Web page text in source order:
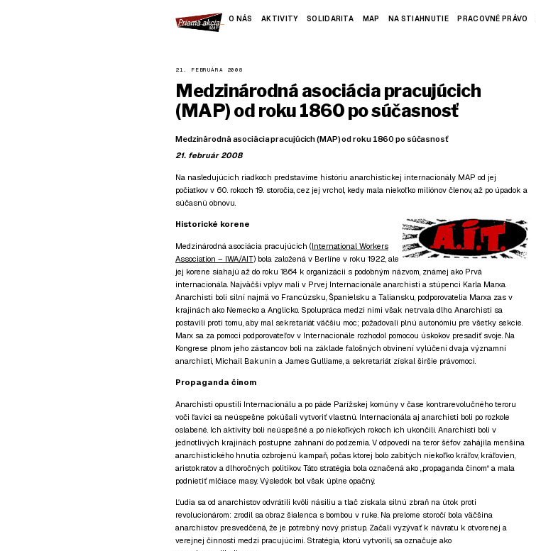
O NÁS AKTIVITY SOLIDARITA MAP NA STIAHNUTIE PRACOVNÉ PRÁVO
21. FEBRUÁRA 2008
Medzinárodná asociácia pracujúcich
(MAP) od roku 1860 po súčasnosť
Medzinárodná asociácia pracujúcich (MAP) od roku 1860 po súčasnosť
21. február 2008
Na nasledujúcich riadkoch predstavíme históriu anarchistickej internacionály MAP od jej
počiatkov v 60. rokoch 19. storočia, cez jej vrchol, kedy mala niekoľko miliónov členov, až po úpadok a
súčasnú obnovu.
Historické korene
Medzinárodná asociácia pracujúcich (International Workers
Association – IWA/AIT) bola založená v Berlíne v roku 1922, ale
jej korene siahajú až do roku 1864 k organizácii s podobným názvom, známej ako Prvá
internacionála. Najväčší vplyv mali v Prvej Internacionále anarchisti a stúpenci Karla Marxa.
Anarchisti boli silní najmä vo Francúzsku, Španielsku a Taliansku, podporovatelia Marxa zas v
krajinách ako Nemecko a Anglicko. Spolupráca medzi nimi však netrvala dlho. Anarchisti sa
postavili proti tomu, aby mal sekretariát väčšiu moc; požadovali plnú autonómiu pre všetky sekcie.
Marx sa za pomoci podporovateľov v Internacionále rozhodol pomocou úskokov presadiť svoje. Na
Kongrese plnom jeho zástancov boli na základe falošných obvinení vylúčení dvaja významní
anarchisti, Michail Bakunin a James Gulliame, a sekretariát získal širšie právomoci.
Propaganda činom
Anarchisti opustili Internacionálu a po páde Parížskej komúny v čase kontrarevolučného teroru
voči ľavici sa neúspešne pokúšali vytvoriť vlastnú. Internacionála aj anarchisti boli po rozkole
oslabené. Ich aktivity boli neúspešné a po niekoľkých rokoch ich ukončili. Anarchisti boli v
jednotlivých krajinách postupne zahnaní do podzemia. V odpovedi na teror šéfov zahájila menšina
anarchistického hnutia ozbrojenú kampaň, počas ktorej bolo zabitých niekoľko kráľov, kráľovien,
aristokratov a dlhoročných politikov. Táto stratégia bola označená ako „propaganda činom“ a mala
podnietiť mlčiace masy. Výsledok bol však úplne opačný.
Ľudia sa od anarchistov odvrátili kvôli násiliu a tlač získala silnú zbraň na útok proti
revolucionárom: zrodil sa obraz šialenca s bombou v ruke. Na prelome storočí bola väčšina
anarchistov presvedčená, že je potrebný nový prístup. Začali vyzývať k návratu k otvorenej a
verejnej činnosti medzi pracujúcimi. Stratégia, ktorú vytvorili, sa označuje ako